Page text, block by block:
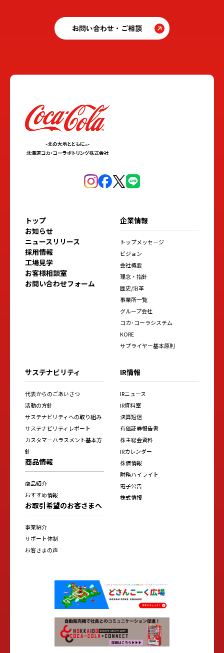
お問い合わせ・ご相談
トップ
お知らせ
ニュースリリース
採用情報
工場見学
お客様相談室
お問い合わせフォーム
企業情報
トップメッセージ
ビジョン
会社概要
理念・指針
歴史/沿革
事業所一覧
グループ会社
コカ･コーラシステム
KORE
サプライヤー基本原則
サステナビリティ
代表からのごあいさつ
活動の方針
サステナビリティへの取り組み
サステナビリティレポート
カスタマーハラスメント基本方
針
商品情報
商品紹介
おすすめ情報
お取引希望のお客さまへ
事業紹介
サポート体制
お客さまの声
IR情報
IRニュース
IR資料室
決算短信
有価証券報告書
株主総会資料
IRカレンダー
株価情報
財務ハイライト
電子公告
株式情報